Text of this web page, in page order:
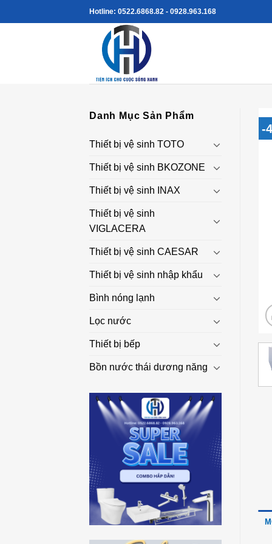
to
Hotline: 0522.6868.82 - 0928.963.168
Danh Mục Sản Phẩm
Thiết bị vệ sinh TOTO
Thiết bị vệ sinh BKOZONE
Thiết bị vệ sinh INAX
Thiết bị vệ sinh
VIGLACERA
Thiết bị vệ sinh CAESAR
Thiết bị vệ sinh nhập khẩu
Bình nóng lạnh
Lọc nước
Thiết bị bếp
Bồn nước thái dương năng
-